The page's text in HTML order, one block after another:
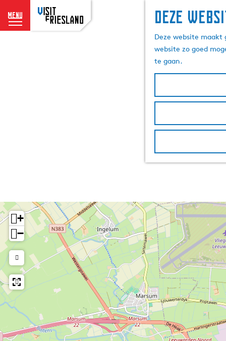
Deze
Deze website
website zo goed
te gaan.
menu
G
e
+
−